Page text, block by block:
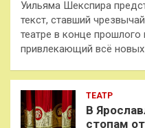
Уильяма Шекспира
текст, ставший
театре в конце
привлекающий всё новых
ТЕАТР
В
стопам